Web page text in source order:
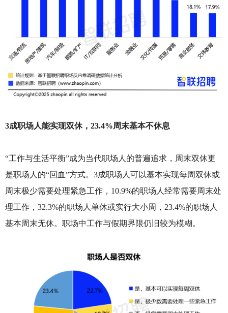
3成职场人能实现双休，23.4%周末基本不休息
“工作与生活平衡”成为当代职场人的普遍追求，周末双休更
是职场人的“回血”方式。3成职场人可以基本实现每周双休或
周末极少需要处理紧急工作，10.9%的职场人经常需要周末处
理工作，32.3%的职场人单休或实行大小周，23.4%的职场人
基本周末无休。职场中工作与假期界限仍旧较为模糊。